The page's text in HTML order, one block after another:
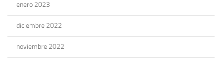
enero 2023
diciembre 2022
noviembre 2022